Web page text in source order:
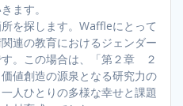
ます。
を探します。Waffleにとって
連の教育におけるジェンダー
。この場合は、「第２章 ２
値創造の源泉となる研究力の
人ひとりの多様な幸せと課題